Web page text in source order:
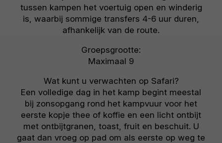
tussen kampen het voertuig open en winderig
is, waarbij sommige transfers 4-6 uur duren,
afhankelijk van de route.
Groepsgrootte:
Maximaal 9
Wat kunt u verwachten op Safari?
Een volledige dag in het kamp begint meestal
bij zonsopgang rond het kampvuur voor het
eerste kopje thee of koffie en een licht ontbijt
met ontbijtgranen, toast, fruit en beschuit. U
gaat dan vroeg op pad om als eerste op weg te